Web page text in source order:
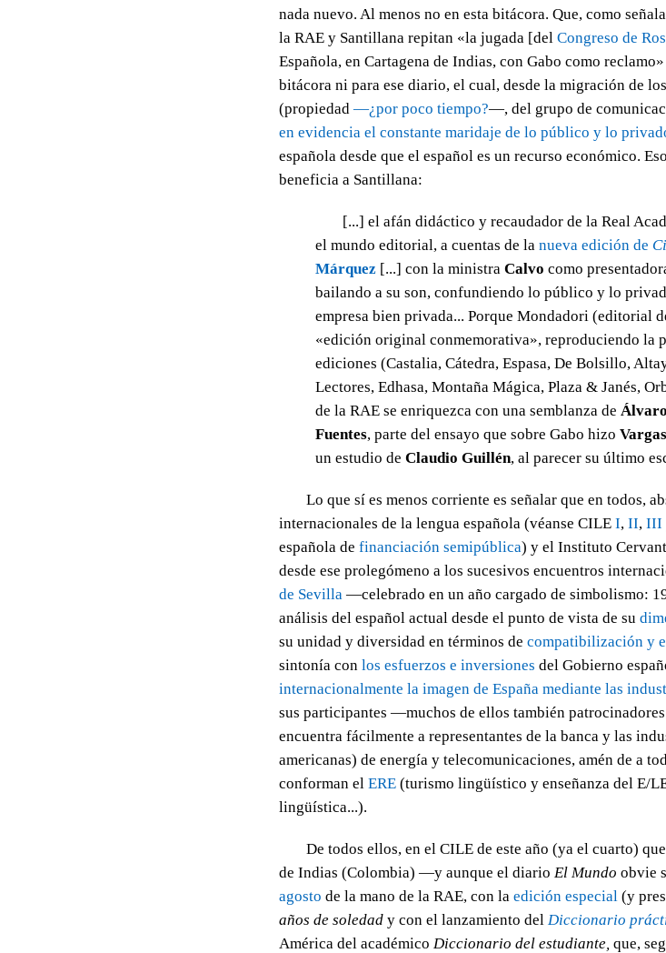
nada nuevo. Al menos no en esta bitácora. Que, como
la RAE y Santillana repitan «la jugada [del Congreso de
Española, en Cartagena de Indias, con Gabo como
bitácora ni para ese diario, el cual, desde la migración de
(propiedad —¿por poco tiempo?—, del grupo de
en evidencia el constante maridaje de lo público y lo
española desde que el español es un recurso económico.
beneficia a Santillana:
[...] el afán didáctico y recaudador de la Real
el mundo editorial, a cuentas de la nueva edición de
Márquez [...] con la ministra Calvo como
bailando a su son, confundiendo lo público y lo
empresa bien privada... Porque Mondadori (editorial
«edición original conmemorativa», reproduciendo la
ediciones (Castalia, Cátedra, Espasa, De Bolsillo,
Lectores, Edhasa, Montaña Mágica, Plaza & Janés,
de la RAE se enriquezca con una semblanza de
Fuentes, parte del ensayo que sobre Gabo hizo
un estudio de Claudio Guillén, al parecer su último
Lo que sí es menos corriente es señalar que en todos,
internacionales de la lengua española (véanse CILE I, II, III
española de financiación semipública) y el Instituto
desde ese prolegómeno a los sucesivos encuentros
de Sevilla —celebrado en un año cargado de simbolismo:
análisis del español actual desde el punto de vista de su
su unidad y diversidad en términos de compatibilización y
sintonía con los esfuerzos e inversiones del Gobierno
internacionalmente la imagen de España mediante las
sus participantes —muchos de ellos también patrocinadores
encuentra fácilmente a representantes de la banca y las
americanas) de energía y telecomunicaciones, amén de a
conforman el ERE (turismo lingüístico y enseñanza del E/
lingüística...).
De todos ellos, en el CILE de este año (ya el cuarto)
de Indias (Colombia) —y aunque el diario El Mundo obvie
agosto de la mano de la RAE, con la edición especial (y
años de soledad y con el lanzamiento del Diccionario
América del académico Diccionario del estudiante, que,